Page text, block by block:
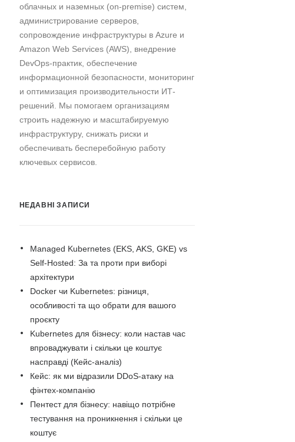
облачных и наземных (on-premise) систем,
администрирование серверов,
сопровождение инфраструктуры в Azure и
Amazon Web Services (AWS), внедрение
DevOps-практик, обеспечение
информационной безопасности, мониторинг
и оптимизация производительности ИТ-
решений. Мы помогаем организациям
строить надежную и масштабируемую
инфраструктуру, снижать риски и
обеспечивать бесперебойную работу
ключевых сервисов.
НЕДАВНІ ЗАПИСИ
Managed Kubernetes (EKS, AKS, GKE) vs
Self-Hosted: За та проти при виборі
архітектури
Docker чи Kubernetes: різниця,
особливості та що обрати для вашого
проєкту
Kubernetes для бізнесу: коли настав час
впроваджувати і скільки це коштує
насправді (Кейс-аналіз)
Кейс: як ми відразили DDoS-атаку на
фінтех-компанію
Пентест для бізнесу: навіщо потрібне
тестування на проникнення і скільки це
коштує